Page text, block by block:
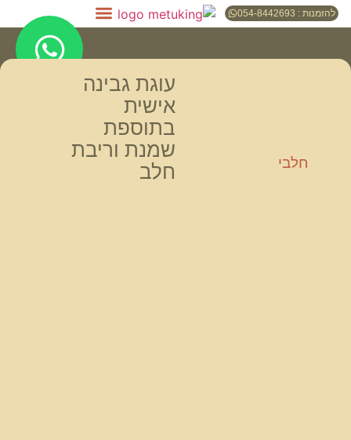
להזמנות : 054-8442693
חלבי
עוגת גבינה
אישית
בתוספת
שמנת וריבת
חלב